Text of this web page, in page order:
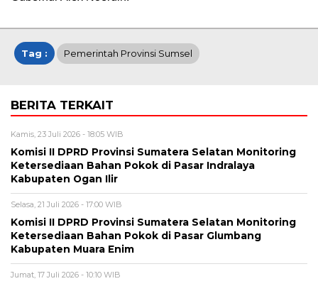
Tag : Pemerintah Provinsi Sumsel
BERITA TERKAIT
Kamis, 23 Juli 2026 - 18:05 WIB
Komisi II DPRD Provinsi Sumatera Selatan Monitoring
Ketersediaan Bahan Pokok di Pasar Indralaya
Kabupaten Ogan Ilir
Selasa, 21 Juli 2026 - 17:00 WIB
Komisi II DPRD Provinsi Sumatera Selatan Monitoring
Ketersediaan Bahan Pokok di Pasar Glumbang
Kabupaten Muara Enim
Jumat, 17 Juli 2026 - 10:10 WIB